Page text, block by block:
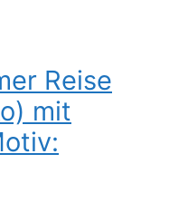
Reise
mit